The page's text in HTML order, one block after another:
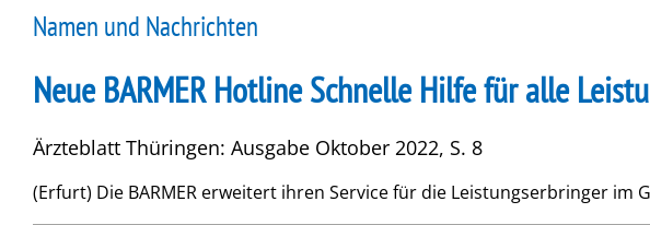
Namen und Nachrichten
Neue BARMER Hotline Schnelle Hilfe für alle
Ärzteblatt Thüringen: Ausgabe Oktober 2022, S. 8
(Erfurt) Die BARMER erweitert ihren Service für die Leistungserbringer im